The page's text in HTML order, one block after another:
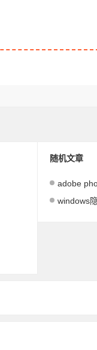
随机文章
adobe
windows